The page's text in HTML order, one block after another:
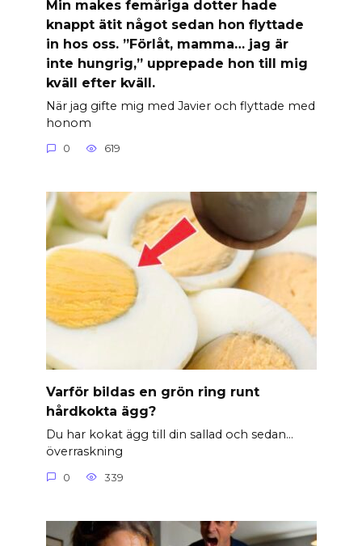
Min makes femåriga dotter hade
knappt ätit något sedan hon flyttade
in hos oss. ”Förlåt, mamma… jag är
inte hungrig,” upprepade hon till mig
kväll efter kväll.
När jag gifte mig med Javier och flyttade med
honom
0 619
Varför bildas en grön ring runt
hårdkokta ägg?
Du har kokat ägg till din sallad och sedan…
överraskning
0 339